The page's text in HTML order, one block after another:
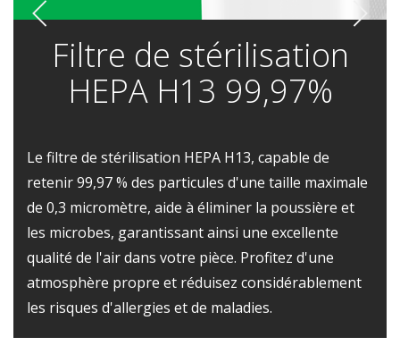
Filtre de stérilisation
HEPA H13 99,97%
Le filtre de stérilisation HEPA H13, capable de
retenir 99,97 % des particules d'une taille maximale
de 0,3 micromètre, aide à éliminer la poussière et
les microbes, garantissant ainsi une excellente
qualité de l'air dans votre pièce. Profitez d'une
atmosphère propre et réduisez considérablement
les risques d'allergies et de maladies.